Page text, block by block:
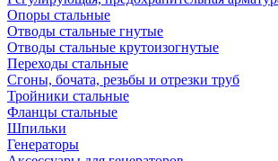
Опоры стальные
Отводы стальные гнутые
Отводы стальные крутоизогнутые
Переходы стальные
Сгоны, бочата, резьбы и отрезки труб
Тройники стальные
Фланцы стальные
Шпильки
Генераторы